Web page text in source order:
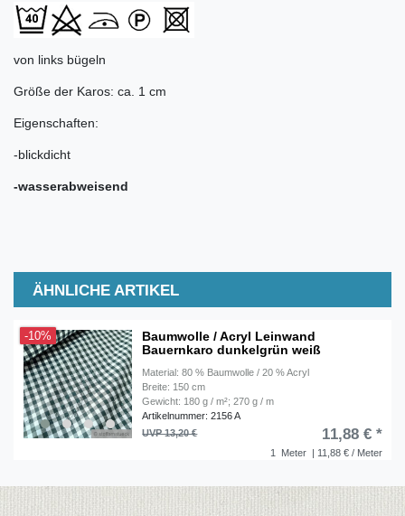
von links bügeln
Größe der Karos: ca. 1 cm
Eigenschaften:
-blickdicht
-wasserabweisend
ÄHNLICHE ARTIKEL
-10%
Baumwolle / Acryl Leinwand
Bauernkaro dunkelgrün weiß
Material: 80 % Baumwolle / 20 % Acryl
Breite: 150 cm
Gewicht: 180 g / m²; 270 g / m
Artikelnummer: 2156 A
1 Meter | 11,88 € / Meter
UVP 13,20 € 11,88 € *